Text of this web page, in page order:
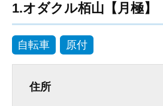
1.オダクル栢山【月極】
自転車 原付
住所